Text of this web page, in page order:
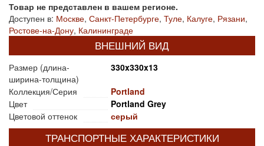
Товар не представлен в вашем регионе.
Доступен в: Москве, Санкт-Петербурге, Туле, Калуге, Рязани,
Ростове-на-Дону, Калининграде
ВНЕШНИЙ ВИД
Размер (длина-
ширина-толщина)
330x330x13
Коллекция/Серия
Portland
Цвет
Portland Grey
Цветовой оттенок
серый
ТРАНСПОРТНЫЕ ХАРАКТЕРИСТИКИ